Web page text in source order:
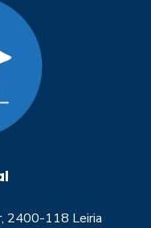
2400-118 Leiria